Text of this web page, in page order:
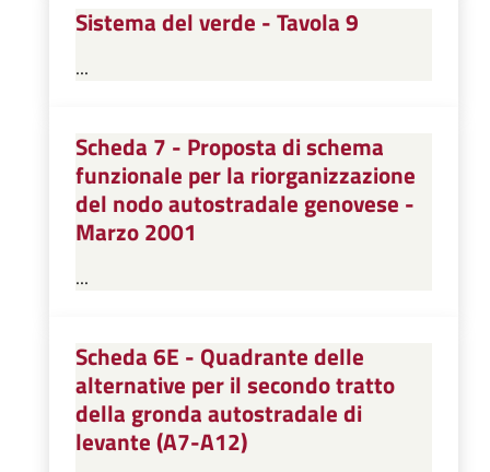
Sistema del verde - Tavola 9
...
Scheda 7 - Proposta di schema
funzionale per la riorganizzazione
del nodo autostradale genovese -
Marzo 2001
...
Scheda 6E - Quadrante delle
alternative per il secondo tratto
della gronda autostradale di
levante (A7-A12)